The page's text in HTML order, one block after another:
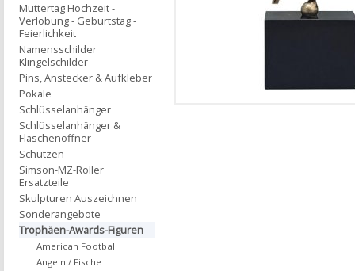
Muttertag Hochzeit -
Verlobung - Geburtstag -
Feierlichkeit
Namensschilder
Klingelschilder
Pins, Anstecker & Aufkleber
Pokale
Schlüsselanhänger
Schlüsselanhänger &
Flaschenöffner
Schützen
Simson-MZ-Roller
Ersatzteile
Skulpturen Auszeichnen
Sonderangebote
Trophäen-Awards-Figuren
American Football
Angeln / Fische